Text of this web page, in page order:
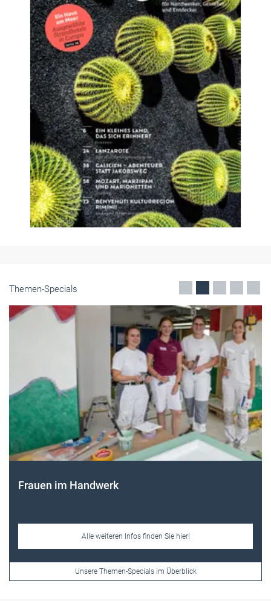
Themen-Specials
Frauen im Handwerk
Alle weiteren Infos finden Sie hier!
Unsere Themen-Specials im Überblick